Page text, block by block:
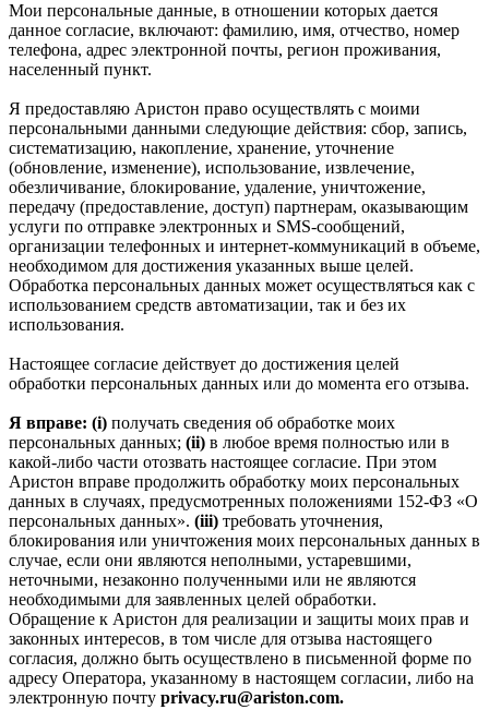
Мои персональные данные, в отношении которых дается
данное согласие, включают: фамилию, имя, отчество, номер
телефона, адрес электронной почты, регион проживания,
населенный пункт.
Я предоставляю Аристон право осуществлять с моими
персональными данными следующие действия: сбор, запись,
систематизацию, накопление, хранение, уточнение
(обновление, изменение), использование, извлечение,
обезличивание, блокирование, удаление, уничтожение,
передачу (предоставление, доступ) партнерам, оказывающим
услуги по отправке электронных и SMS‑сообщений,
организации телефонных и интернет‑коммуникаций в объеме,
необходимом для достижения указанных выше целей.
Обработка персональных данных может осуществляться как с
использованием средств автоматизации, так и без их
использования.
Настоящее согласие действует до достижения целей
обработки персональных данных или до момента его отзыва.
Я вправе: (i) получать сведения об обработке моих
персональных данных; (ii) в любое время полностью или в
какой-либо части отозвать настоящее согласие. При этом
Аристон вправе продолжить обработку моих персональных
данных в случаях, предусмотренных положениями 152-ФЗ «О
персональных данных». (iii) требовать уточнения,
блокирования или уничтожения моих персональных данных в
случае, если они являются неполными, устаревшими,
неточными, незаконно полученными или не являются
необходимыми для заявленных целей обработки.
Обращение к Аристон для реализации и защиты моих прав и
законных интересов, в том числе для отзыва настоящего
согласия, должно быть осуществлено в письменной форме по
адресу Оператора, указанному в настоящем согласии, либо на
электронную почту privacy.ru@ariston.com.